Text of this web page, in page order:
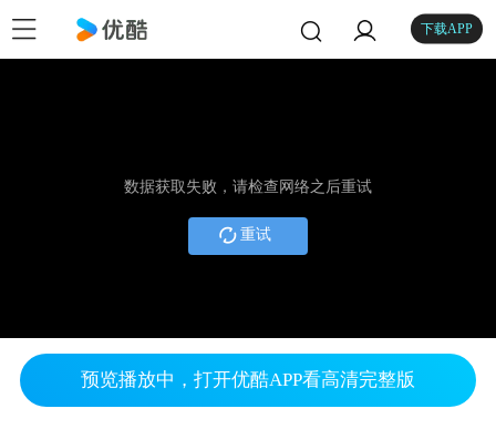
下载APP
数据获取失败，请检查网络之后重试
重试
预览播放中，打开优酷APP看高清完整版